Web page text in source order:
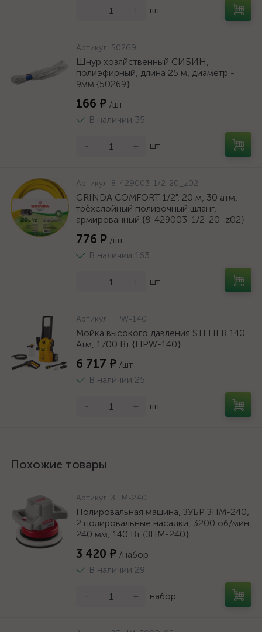
- + шт
Артикул: 50269
Шнур хозяйственный СИБИН,
полиэфирный, длина 25 м, диаметр -
9мм {50269}
166 ₽ /шт
В наличии 35
- + шт
Артикул: 8-429003-1/2-20_z02
GRINDA COMFORT 1/2", 20 м, 30 атм,
трёхслойный поливочный шланг,
армированный {8-429003-1/2-20_z02}
776 ₽ /шт
В наличии 163
- + шт
Артикул: HPW-140
Мойка высокого давления STEHER 140
Атм, 1700 Вт {HPW-140}
6 717 ₽ /шт
В наличии 25
- + шт
Похожие товары
Артикул: ЗПМ-240
Полировальная машина, ЗУБР ЗПМ-240,
2 полировальные насадки, 3200 об/мин,
240 мм, 140 Вт {ЗПМ-240}
3 420 ₽ /набор
В наличии 29
+ набор